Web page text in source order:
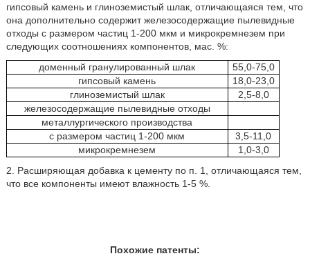
гипсовый камень и глиноземистый шлак, отличающаяся тем, что
она дополнительно содержит железосодержащие пылевидные
отходы с размером частиц 1-200 мкм и микрокремнезем при
следующих соотношениях компонентов, мас. %:
доменный гранулированный шлак
55,0-75,0
гипсовый камень
18,0-23,0
глиноземистый шлак
2,5-8,0
железосодержащие пылевидные отходы
металлургического производства
с размером частиц 1-200 мкм
3,5-11,0
микрокремнезем
1,0-3,0
2. Расширяющая добавка к цементу по п. 1, отличающаяся тем,
что все компоненты имеют влажность 1-5 %.
Похожие патенты: